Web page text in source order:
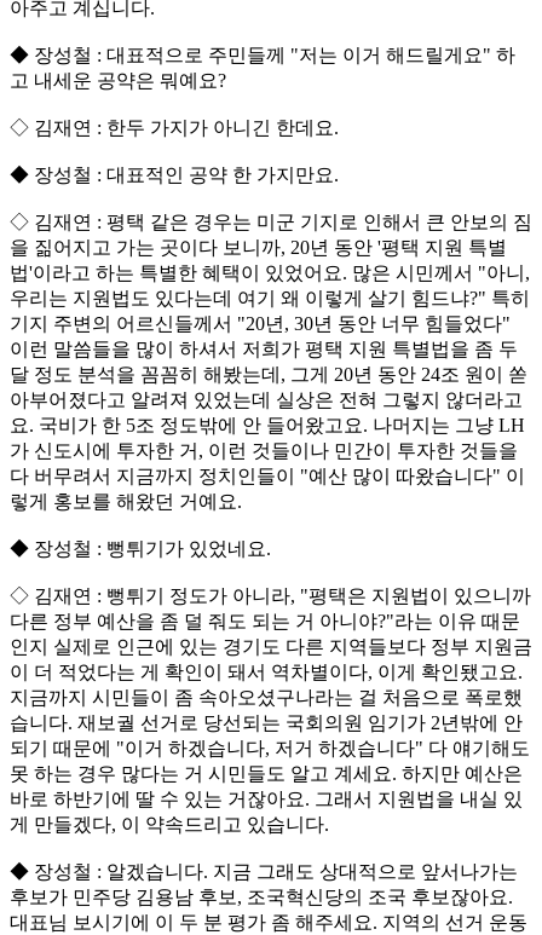
아주고 계십니다.
◆ 장성철 : 대표적으로 주민들께 "저는 이거 해드릴게요" 하
고 내세운 공약은 뭐예요?
◇ 김재연 : 한두 가지가 아니긴 한데요.
◆ 장성철 : 대표적인 공약 한 가지만요.
◇ 김재연 : 평택 같은 경우는 미군 기지로 인해서 큰 안보의 짐
을 짊어지고 가는 곳이다 보니까, 20년 동안 '평택 지원 특별
법'이라고 하는 특별한 혜택이 있었어요. 많은 시민께서 "아니,
우리는 지원법도 있다는데 여기 왜 이렇게 살기 힘드냐?" 특히
기지 주변의 어르신들께서 "20년, 30년 동안 너무 힘들었다"
이런 말씀들을 많이 하셔서 저희가 평택 지원 특별법을 좀 두
달 정도 분석을 꼼꼼히 해봤는데, 그게 20년 동안 24조 원이 쏟
아부어졌다고 알려져 있었는데 실상은 전혀 그렇지 않더라고
요. 국비가 한 5조 정도밖에 안 들어왔고요. 나머지는 그냥 LH
가 신도시에 투자한 거, 이런 것들이나 민간이 투자한 것들을
다 버무려서 지금까지 정치인들이 "예산 많이 따왔습니다" 이
렇게 홍보를 해왔던 거예요.
◆ 장성철 : 뻥튀기가 있었네요.
◇ 김재연 : 뻥튀기 정도가 아니라, "평택은 지원법이 있으니까
다른 정부 예산을 좀 덜 줘도 되는 거 아니야?"라는 이유 때문
인지 실제로 인근에 있는 경기도 다른 지역들보다 정부 지원금
이 더 적었다는 게 확인이 돼서 역차별이다, 이게 확인됐고요.
지금까지 시민들이 좀 속아오셨구나라는 걸 처음으로 폭로했
습니다. 재보궐 선거로 당선되는 국회의원 임기가 2년밖에 안
되기 때문에 "이거 하겠습니다, 저거 하겠습니다" 다 얘기해도
못 하는 경우 많다는 거 시민들도 알고 계세요. 하지만 예산은
바로 하반기에 딸 수 있는 거잖아요. 그래서 지원법을 내실 있
게 만들겠다, 이 약속드리고 있습니다.
◆ 장성철 : 알겠습니다. 지금 그래도 상대적으로 앞서나가는
후보가 민주당 김용남 후보, 조국혁신당의 조국 후보잖아요.
대표님 보시기에 이 두 분 평가 좀 해주세요. 지역의 선거 운동